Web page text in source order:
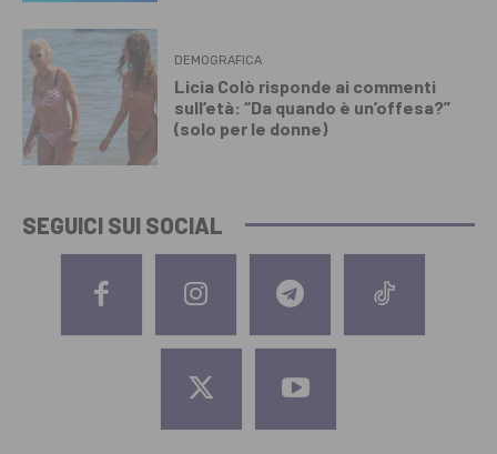
DEMOGRAFICA
Licia Colò risponde ai commenti
sull’età: “Da quando è un’offesa?”
(solo per le donne)
SEGUICI SUI SOCIAL